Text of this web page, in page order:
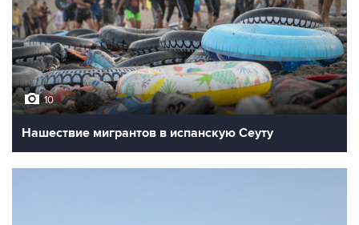
10
Нашествие мигрантов в испанскую Сеуту